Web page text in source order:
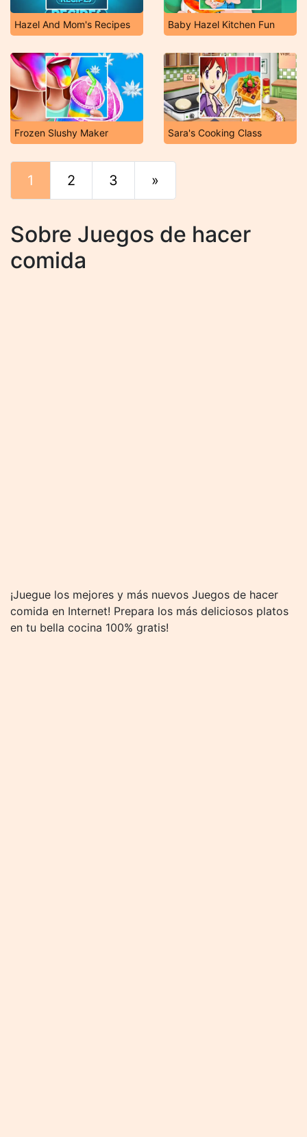
Hazel And Mom's Recipes Baby Hazel Kitchen Fun
Frozen Slushy Maker Sara's Cooking Class
1 2 3 »
Sobre Juegos de hacer
comida
¡Juegue los mejores y más nuevos Juegos de hacer
comida en Internet! Prepara los más deliciosos platos
en tu bella cocina 100% gratis!